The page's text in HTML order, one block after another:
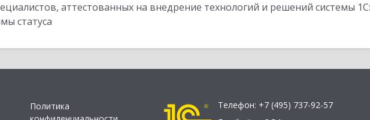
аттестованных на внедрение технологий и решений системы
статуса
Политика
Телефон: +7 (495) 737-92-57